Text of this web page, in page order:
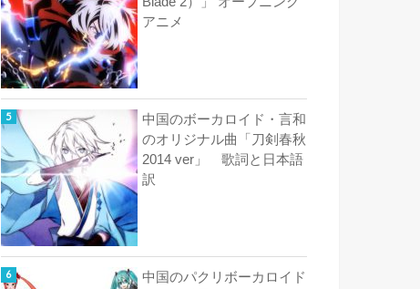
アニメ
中国のボーカロイド・言和
のオリジナル曲「刀剣春秋
2014 ver」 歌詞と日本語
訳
中国のパクリボーカロイド